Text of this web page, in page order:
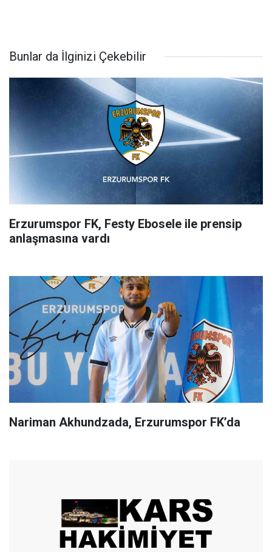
Bunlar da İlginizi Çekebilir
Erzurumspor FK, Festy Ebosele ile prensip
anlaşmasına vardı
Nariman Akhundzada, Erzurumspor FK’da